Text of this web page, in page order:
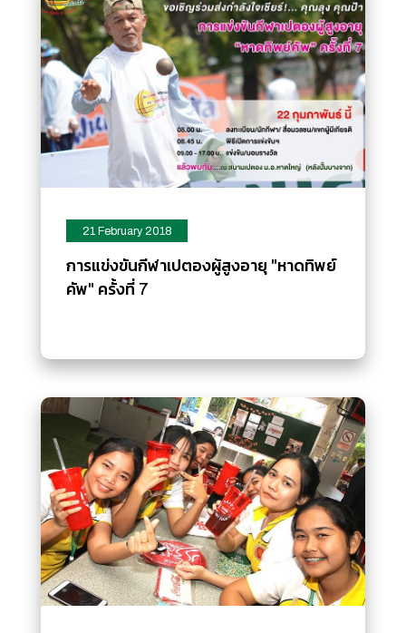
21 February 2018
การแข่งขันกีฬาเปตองผู้สูงอายุ "หาดทิพย์
คัพ" ครั้งที่ 7